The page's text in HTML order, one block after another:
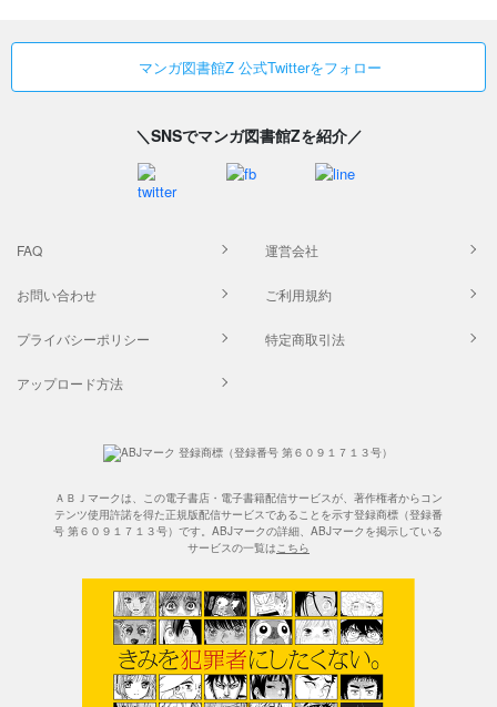
マンガ図書館Z 公式Twitterをフォロー
＼SNSでマンガ図書館Zを紹介／
FAQ 運営会社
お問い合わせ ご利用規約
プライバシーポリシー 特定商取引法
アップロード方法
ＡＢＪマークは、この電子書店・電子書籍配信サービスが、著作権者からコン
テンツ使用許諾を得た正規版配信サービスであることを示す登録商標（登録番
号 第６０９１７１３号）です。ABJマークの詳細、ABJマークを掲示している
サービスの一覧はこちら